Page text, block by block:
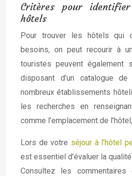
Critères pour
hôtels
Pour trouver les hôtels qui
besoins, on peut recourir à
touristes peuvent également
disposant d’un catalogue
nombreux établissements
les recherches en
comme l’emplacement de
Lors de votre séjour à l’hôtel
est essentiel d’évaluer la
Consultez les